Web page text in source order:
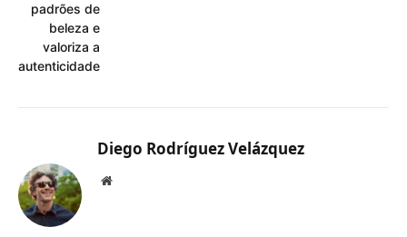
padrões de
beleza e
valoriza a
autenticidade
Diego Rodríguez Velázquez
Website